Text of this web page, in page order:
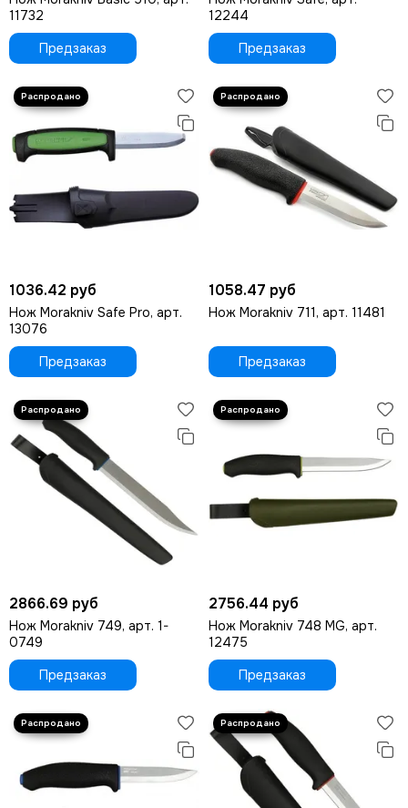
11732
Предзаказ
12244
Предзаказ
1036.42 руб
Нож Morakniv Safe Pro, арт.
13076
Предзаказ
1058.47 руб
Нож Morakniv 711, арт. 11481
Предзаказ
2866.69 руб
Нож Morakniv 749, арт. 1-
0749
Предзаказ
2756.44 руб
Нож Morakniv 748 MG, арт.
12475
Предзаказ